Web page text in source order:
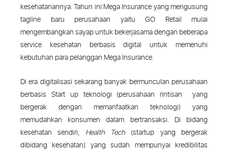
kesehatanannya. Tahun ini Mega Insurance yang mengusung
tagline baru perusahaan yaitu GO Retail mulai
mengembangkan sayap untuk bekerjasama dengan beberapa
service kesehatan berbasis digital untuk memenuhi
kebutuhan para pelanggan Mega Insurance.
Di era digitalisasi sekarang banyak bermunculan perusahaan
berbasis Start up teknologi (perusahaan rintisan yang
bergerak dengan memanfaatkan teknologi) yang
memudahkan konsumen dalam bertransaksi. Di bidang
kesehatan sendiri, Health Tech(startup yang bergerak
dibidang kesehatan) yang sudah mempunyai kredibilitas